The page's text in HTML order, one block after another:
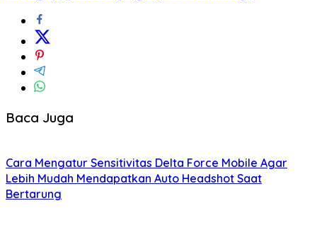
Baca Juga
Cara Mengatur Sensitivitas Delta Force Mobile Agar
Lebih Mudah Mendapatkan Auto Headshot Saat
Bertarung